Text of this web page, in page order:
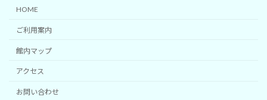
HOME
ご利用案内
館内マップ
アクセス
お問い合わせ